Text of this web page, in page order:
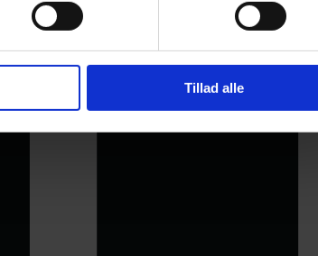
Tillad alle